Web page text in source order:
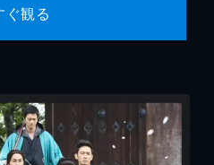
ぐ観る